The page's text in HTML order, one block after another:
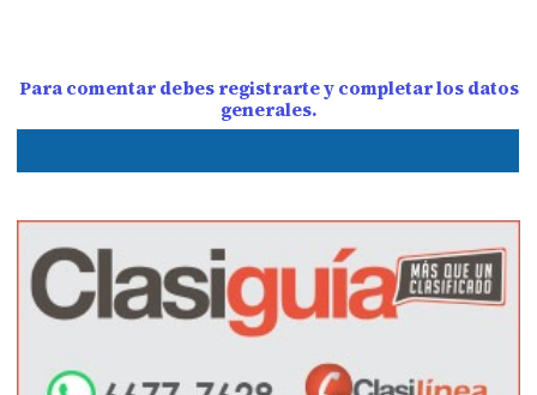
Para comentar debes registrarte y completar los datos
generales.